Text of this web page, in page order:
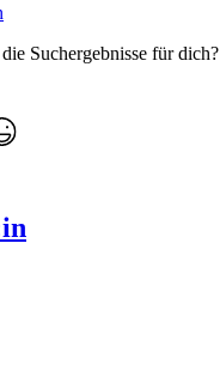
Suchergebnisse für dich?